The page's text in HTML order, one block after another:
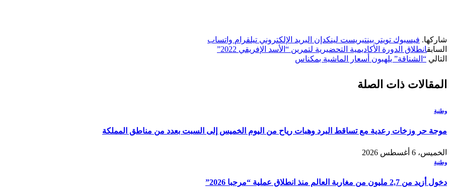
شاركها. فيسبوك تويتر بينتيريست لينكدإن البريد الإلكتروني تيلقرام واتساب
السابقانطلاق الدورة الأكاديمية التحضيرية لتمرين “الأسد الإفريقي 2022”
التالي “الشناقة” يلهبون أسعار الماشية بمكناس
المقالات ذات الصلة
وطنية
موجة حر وزخات رعدية مع تساقط البرد وهبات رياح من اليوم الخميس إلى السبت بعدد من مناطق المملكة
الخميس، 6 أغسطس 2026
وطنية
دخول أزيد من 2,7 مليون من مغاربة العالم منذ انطلاق عملية “مرحبا 2026”